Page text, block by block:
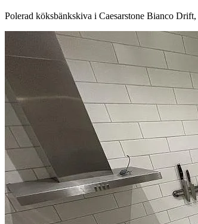
Polerad köksbänkskiva i Caesarstone Bianco